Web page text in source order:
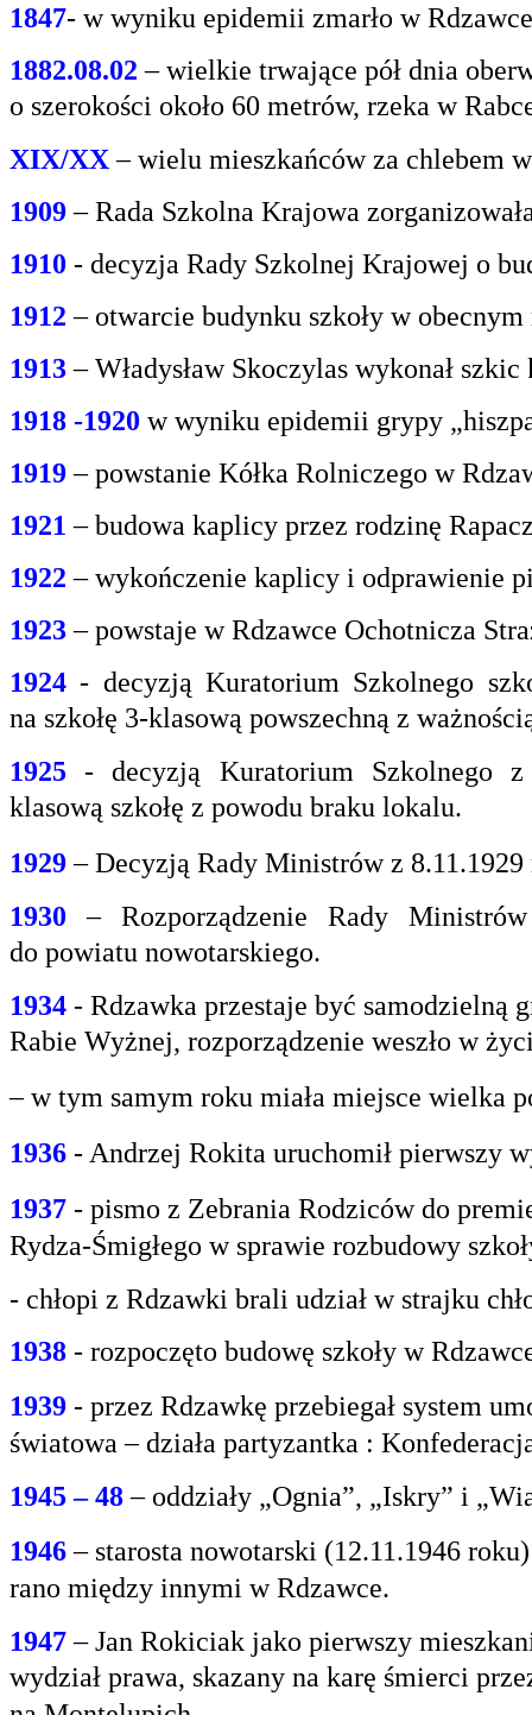
1847- w wyniku epidemii zmarło w
1882.08.02 – wielkie trwające pół dnia
o szerokości około 60 metrów, rzeka w
XIX/XX– wielu mieszkańców za chlebem
1909 – Rada Szkolna Krajowa
1910 - decyzja Rady Szkolnej Krajowej o
1912 – otwarcie budynku szkoły w
1913– Władysław Skoczylas wykonał
1918 -1920 w wyniku epidemii grypy
1919– powstanie Kółka Rolniczego w
1921 – budowa kaplicy przez rodzinę
1922 – wykończenie kaplicy i odprawienie
1923– powstaje w Rdzawce Ochotnicza
1924 - decyzją Kuratorium Szkolnego
na szkołę 3-klasową powszechną z
1925 - decyzją Kuratorium Szkolnego
klasową szkołę z powodu braku lokalu.
1929– Decyzją Rady Ministrów z
1930 – Rozporządzenie Rady
do powiatu nowotarskiego.
1934 - Rdzawka przestaje być samodzielną
Rabie Wyżnej, rozporządzenie weszło w
– w tym samym roku miała miejsce wielka
1936 - Andrzej Rokita uruchomił pierwszy
1937 - pismo z Zebrania Rodziców do
Rydza-Śmigłego w sprawie rozbudowy
- chłopi z Rdzawki brali udział w strajku
1938 - rozpoczęto budowę szkoły w
1939 - przez Rdzawkę przebiegał system
światowa – działa partyzantka :
1945 – 48– oddziały „Ognia”, „Iskry” i
1946– starosta nowotarski (12.11.1946
rano między innymi w Rdzawce.
1947 – Jan Rokiciak jako pierwszy
wydział prawa, skazany na karę śmierci